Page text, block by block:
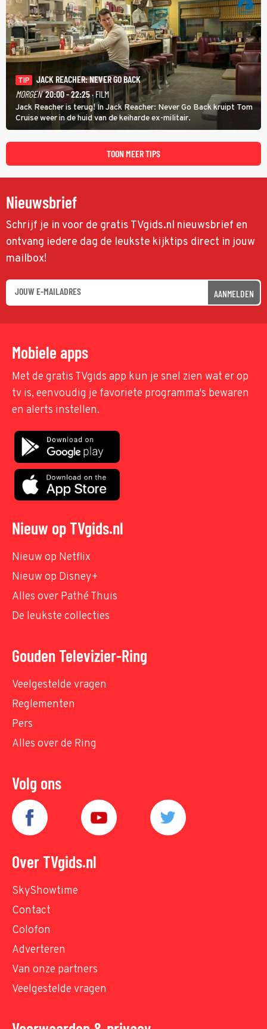
TIP
JACK REACHER: NEVER GO BACK
MORGEN 20:00 - 22:25· FILM
Jack Reacher is terug! In Jack Reacher: Never Go Back kruipt Tom
Cruise weer in de huid van de keiharde ex-militair.
TOON MEER TIPS
Nieuwsbrief
Schrijf je in voor de gratis TVgids.nl nieuwsbrief en
ontvang iedere dag de leukste kijktips direct in jouw
mailbox!
AANMELDEN
Mobiele apps
Met de gratis TVgids app kun je snel zien wat er op
tv is, eenvoudig je favoriete programma's bewaren
en alerts instellen.
Nieuw op TVgids.nl
Nieuw op Netflix
Nieuw op Disney+
Alles over Pathé Thuis
De leukste collecties
Gouden Televizier-Ring
Veelgestelde vragen
Reglementen
Pers
Alles over de Ring
Volg ons
Over TVgids.nl
SkyShowtime
Contact
Colofon
Adverteren
Van onze partners
Veelgestelde vragen